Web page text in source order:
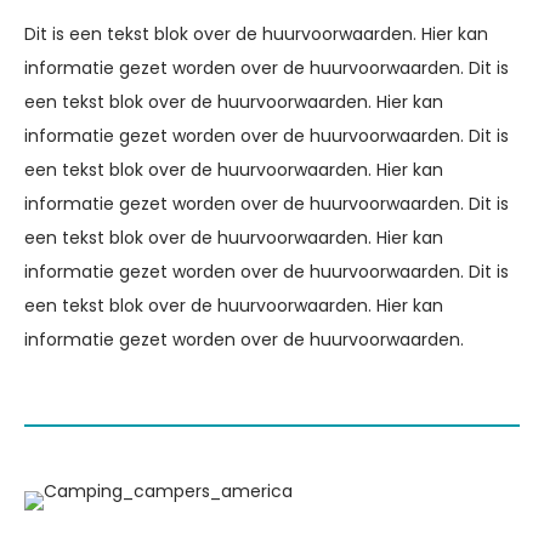
Dit is een tekst blok over de huurvoorwaarden. Hier kan
informatie gezet worden over de huurvoorwaarden. Dit is
een tekst blok over de huurvoorwaarden. Hier kan
informatie gezet worden over de huurvoorwaarden. Dit is
een tekst blok over de huurvoorwaarden. Hier kan
informatie gezet worden over de huurvoorwaarden. Dit is
een tekst blok over de huurvoorwaarden. Hier kan
informatie gezet worden over de huurvoorwaarden. Dit is
een tekst blok over de huurvoorwaarden. Hier kan
informatie gezet worden over de huurvoorwaarden.